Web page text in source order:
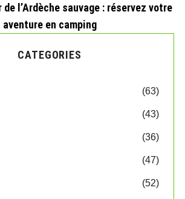
l’Ardèche sauvage : réservez votre
aventure en camping
CATEGORIES
(63)
(43)
(36)
(47)
(52)